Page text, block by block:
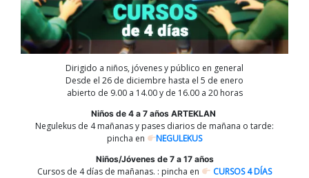
Dirigido a niños, jóvenes y público en general
Desde el 26 de diciembre hasta el 5 de enero
abierto de 9.00 a 14.00 y de 16.00 a 20 horas
Niños de 4 a 7 años ARTEKLAN
Negulekus de 4 mañanas y pases diarios de mañana o tarde:
pincha en
NEGULEKUS
Niños/Jóvenes de 7 a 17 años
Cursos de 4 días de mañanas. : pincha en
CURSOS 4 DÍAS